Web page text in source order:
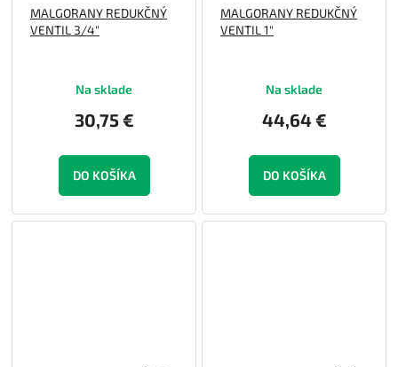
MALGORANY REDUKČNÝ
VENTIL 3/4"
Na sklade
30,75 €
DO KOŠÍKA
MALGORANY REDUKČNÝ
VENTIL 1"
Na sklade
44,64 €
DO KOŠÍKA